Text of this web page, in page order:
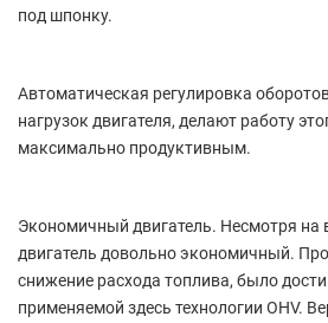
под шпонку.
Автоматическая регулировка
нагрузок двигателя, делают работу
максимально продуктивным.
Экономичный двигатель. Несмотря
двигатель довольно экономичный.
снижение расхода топлива, было
применяемой здесь технологии OHV.